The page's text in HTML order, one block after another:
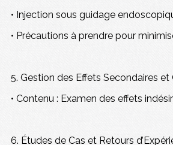
• Injection sous guidage
• Précautions à prendre pour
5. Gestion des Effets Secondaires
• Contenu : Examen des effets
6. Études de Cas et Retours